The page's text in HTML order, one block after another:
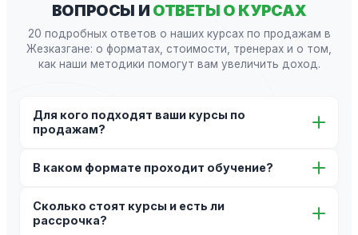
ВОПРОСЫ И ОТВЕТЫ О КУРСАХ
20 подробных ответов о наших курсах по продажам в
Жезказгане: о форматах, стоимости, тренерах и о том,
как наши методики помогут вам увеличить доход.
Для кого подходят ваши курсы по
продажам?
специалистов: от начинающих менеджеров, желающих
руководителей отделов продаж в Жезказгане,
которые хотят систематизировать знания и внедрить
В каком формате проходит обучение?
Жезказгане для полного погружения, онлайн-курсы
для самостоятельного изучения в удобном темпе, а
Сколько стоят курсы и есть ли
рассрочка?